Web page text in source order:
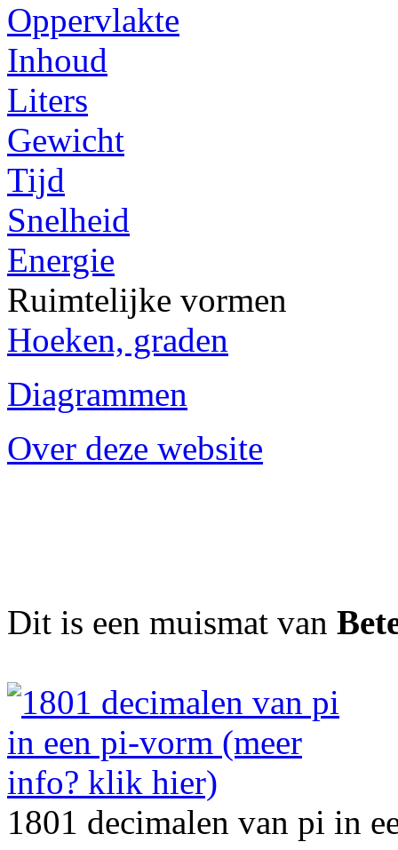
Oppervlakte
Inhoud
Liters
Gewicht
Tijd
Snelheid
Energie
Ruimtelijke vormen
Hoeken, graden
Diagrammen
Over deze website
Dit is een muismat van
1801 decimalen van pi in